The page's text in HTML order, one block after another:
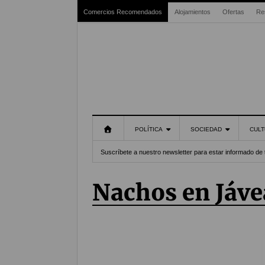
Comercios Recomendados Alojamientos Ofertas
POLÍTICA SOCIEDAD
Suscríbete a nuestro newsletter para estar informado de
Nachos en